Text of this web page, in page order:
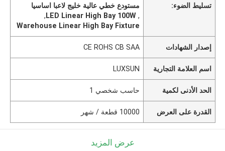
تسليط الضوء:
مستودع خطي عالية خليج لاعبا اساسيا
,
LED Linear High Bay 100W
,
Warehouse Linear High Bay Fixture
إصدار الشهادات CE ROHS CB SAA
اسم العلامة التجارية LUXSUN
الحد الأدنى لكمية حاسب شخصي 1
القدرة على العرض 10000 قطعة / شهر
عرض المزيد